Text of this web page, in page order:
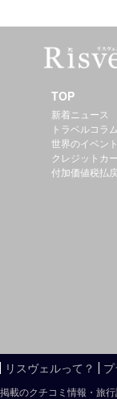
TOP
新着ニュース
トラベルコラム
世界のイベント
クレジットカ
付加価値税払
リスヴェルって？
掲載のクチコミ情報・旅